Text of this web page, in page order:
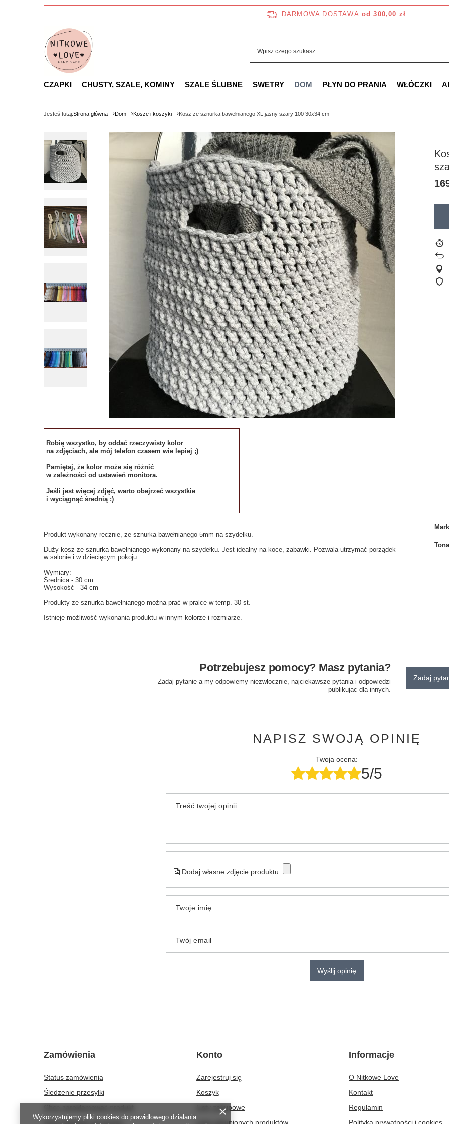
DARMOWA DOSTAWA od 300,00 zł
CZAPKI CHUSTY, SZALE, KOMINY SZALE ŚLUBNE SWETRY DOM PŁYN DO PRANIA WŁÓCZKI
Jesteś tutaj:Strona główna Dom Kosze i koszyki Kosz ze sznurka bawełnianego XL jasny szary 100 30x34 cm
Robię wszystko, by oddać rzeczywisty kolor
na zdjęciach, ale mój telefon czasem wie lepiej ;)
Pamiętaj, że kolor może się różnić
w zależności od ustawień monitora.
Jeśli jest więcej zdjęć, warto obejrzeć wszystkie
i wyciągnąć średnią :)
Produkt wykonany ręcznie, ze sznurka bawełnianego 5mm na szydełku.
Duży kosz ze sznurka bawełnianego wykonany na szydełku. Jest idealny na koce, zabawki. Pozwala utrzymać porządek
w salonie i w dziecięcym pokoju.
Wymiary:
Średnica - 30 cm
Wysokość - 34 cm
Produkty ze sznurka bawełnianego można prać w pralce w temp. 30 st.
Istnieje możliwość wykonania produktu w innym kolorze i rozmiarze.
Potrzebujesz pomocy? Masz pytania?
Zadaj pytanie a my odpowiemy niezwłocznie, najciekawsze pytania i odpowiedzi
publikując dla innych.
Zadaj
NAPISZ SWOJĄ OPINIĘ
Twoja ocena:
5/5
Treść twojej opinii
Dodaj własne zdjęcie produktu:
Twoje imię
Twój email
Wyślij opinię
Zamówienia
Status zamówienia
Śledzenie przesyłki
Konto
Zarejestruj się
Koszyk
Listy zakupowe
Informacje
O Nitkowe Love
Kontakt
Regulamin
Wykorzystujemy pliki cookies do prawidłowego działania